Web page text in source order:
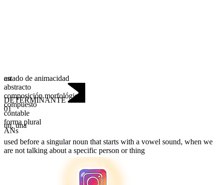
estado de animacidad
abstracto
composición morfológica
compuesto
contable
forma plural
ANs
an
DETERMINANTE
01
un,una
used before a singular noun that starts with a vowel sound, when we
are not talking about a specific person or thing